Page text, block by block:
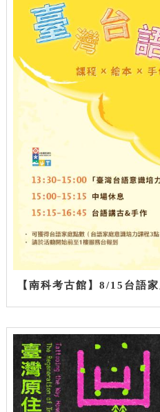
【南科考古館】8/15台語